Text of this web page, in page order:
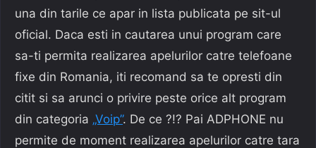
una din tarile ce apar in lista publicata pe sit-ul
oficial. Daca esti in cautarea unui program care
sa-ti permita realizarea apelurilor catre telefoane
fixe din Romania, iti recomand sa te opresti din
citit si sa arunci o privire peste orice alt program
din categoria „Voip”. De ce ?!? Pai ADPHONE nu
permite de moment realizarea apelurilor catre tara